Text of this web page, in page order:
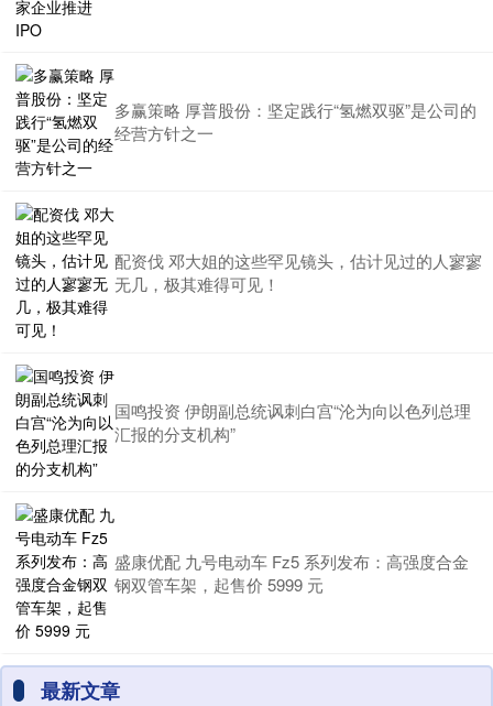
多赢策略 厚普股份：坚定践行“氢燃双驱”是公司的
经营方针之一
配资伐 邓大姐的这些罕见镜头，估计见过的人寥寥
无几，极其难得可见！
国鸣投资 伊朗副总统讽刺白宫“沦为向以色列总理
汇报的分支机构”
盛康优配 九号电动车 Fz5 系列发布：高强度合金
钢双管车架，起售价 5999 元
最新文章